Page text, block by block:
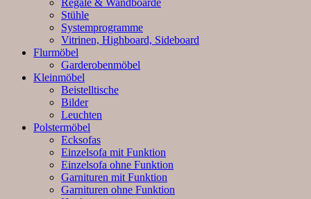
Stühle
Systemprogramme
Vitrinen, Highboard, Sideboard
Flurmöbel
Garderobenmöbel
Kleinmöbel
Beistelltische
Bilder
Leuchten
Polstermöbel
Ecksofas
Einzelsofa mit Funktion
Einzelsofa ohne Funktion
Garnituren mit Funktion
Garnituren ohne Funktion